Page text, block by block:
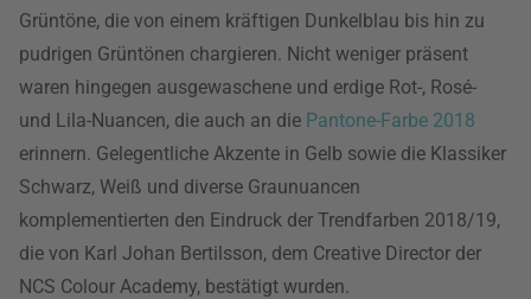
Grüntöne, die von einem kräftigen Dunkelblau bis hin zu
pudrigen Grüntönen chargieren. Nicht weniger präsent
waren hingegen ausgewaschene und erdige Rot-, Rosé-
und Lila-Nuancen, die auch an die Pantone-Farbe 2018
erinnern. Gelegentliche Akzente in Gelb sowie die Klassiker
Schwarz, Weiß und diverse Graunuancen
komplementierten den Eindruck der Trendfarben 2018/19,
die von Karl Johan Bertilsson, dem Creative Director der
NCS Colour Academy, bestätigt wurden.